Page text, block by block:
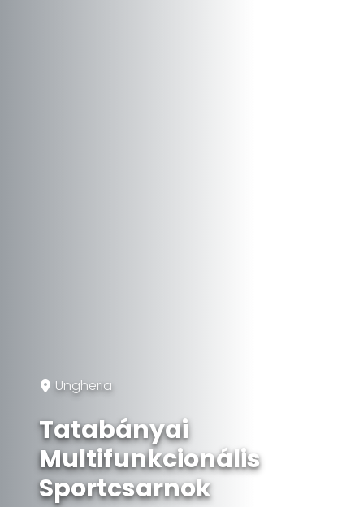
Ungheria
Tatabányai
Multifunkcionális
Sportcsarnok